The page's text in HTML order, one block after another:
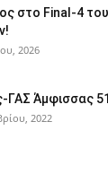
στο Final-4
2026
ΓΑΣ Άμφισσας
2022